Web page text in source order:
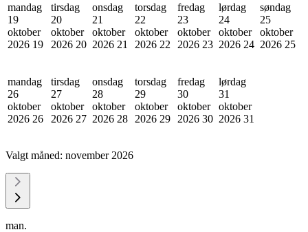
mandag
19
oktober
2026 19
tirsdag
20
oktober
2026 20
onsdag
21
oktober
2026 21
torsdag
22
oktober
2026 22
fredag
23
oktober
2026 23
lørdag
24
oktober
2026 24
søndag
25
oktober
2026 25
mandag
26
oktober
2026 26
tirsdag
27
oktober
2026 27
onsdag
28
oktober
2026 28
torsdag
29
oktober
2026 29
fredag
30
oktober
2026 30
lørdag
31
oktober
2026 31
Valgt måned: november 2026
man.